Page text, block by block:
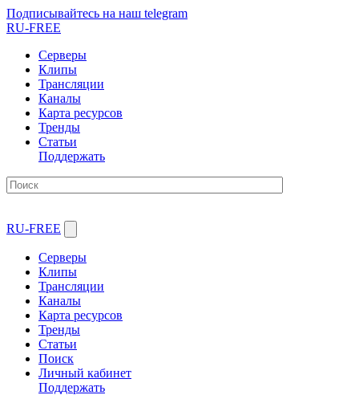
Подписывайтесь на наш telegram
RU-FREE
Серверы
Клипы
Трансляции
Каналы
Карта ресурсов
Тренды
Статьи
Поддержать
RU-FREE
Серверы
Клипы
Трансляции
Каналы
Карта ресурсов
Тренды
Статьи
Поиск
Личный кабинет
Поддержать